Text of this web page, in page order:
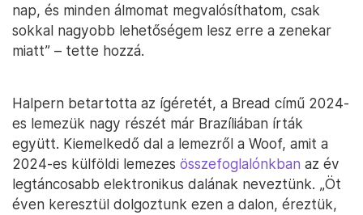
nap, és minden álmomat megvalósíthatom, csak
sokkal nagyobb lehetőségem lesz erre a zenekar
miatt” – tette hozzá.
Halpern betartotta az ígéretét, a Bread című 2024-
es lemezük nagy részét már Brazíliában írták
együtt. Kiemelkedő dal a lemezről a Woof, amit a
2024-es külföldi lemezes összefoglalónkban az év
legtáncosabb elektronikus dalának neveztünk. „Öt
éven keresztül dolgoztunk ezen a dalon, éreztük,